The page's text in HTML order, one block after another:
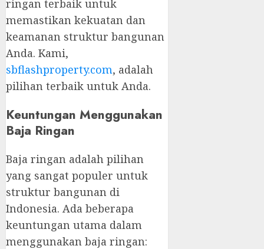
ringan terbaik untuk
memastikan kekuatan dan
keamanan struktur bangunan
Anda. Kami,
sbflashproperty.com, adalah
pilihan terbaik untuk Anda.
Keuntungan Menggunakan
Baja Ringan
Baja ringan adalah pilihan
yang sangat populer untuk
struktur bangunan di
Indonesia. Ada beberapa
keuntungan utama dalam
menggunakan baja ringan: